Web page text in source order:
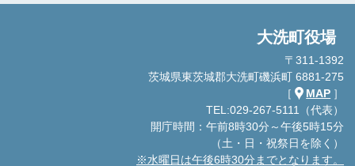
大洗町役場
〒311-1392
茨城県東茨城郡大洗町磯浜町 6881-275
［
MAP ］
TEL:029-267-5111（代表）
開庁時間：午前8時30分～午後5時15分
（土・日・祝祭日を除く）
※水曜日は午後6時30分までとなります。